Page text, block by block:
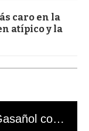
caro en la
atípico y la
El mal momento de Yanina Gasañol con un hincha argentino en "Subrayado"